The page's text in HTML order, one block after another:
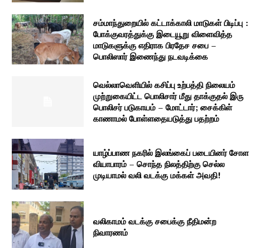
சம்மாந்துறையில் கட்டாக்காலி மாடுகள் பிடிப்பு :
போக்குவரத்துக்கு இடையூறு விளைவித்த
மாடுகளுக்கு எதிராக பிரதேச சபை –
பொலிஸார் இணைந்து நடவடிக்கை
வெல்லாவெளியில் கசிப்பு உற்பத்தி நிலையம்
முற்றுகையிட்ட பொலிசார் மீது தாக்குதல் இரு
பொலிசர் படுகாயம் – மோட்டார்; சைக்கிள்
காணாமல் போள்ளதையடுத்து பதற்றம்
யாழ்ப்பாண நகரில் இலங்கைப் படையினர் சோள
வியாபாரம் – சொந்த நிலத்திற்கு செல்ல
முடியாமல் வலி வடக்கு மக்கள் அவதி!
வலிகாமம் வடக்கு சபைக்கு நீதிமன்ற
நிவாரணம்